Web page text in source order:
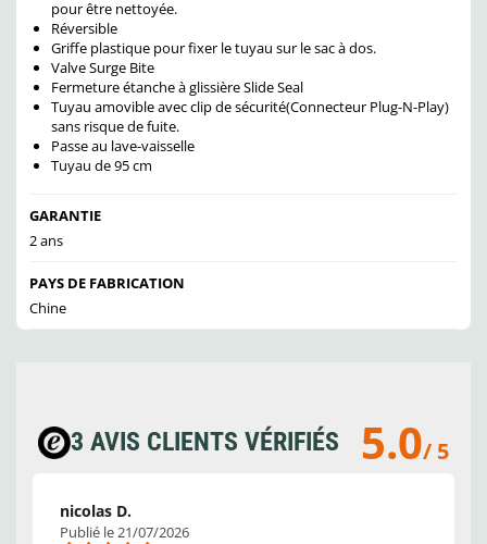
pour être nettoyée.
Réversible
Griffe plastique pour fixer le tuyau sur le sac à dos.
Valve Surge Bite
Fermeture étanche à glissière Slide Seal
Tuyau amovible avec clip de sécurité(Connecteur Plug-N-Play)
sans risque de fuite.
Passe au lave-vaisselle
Tuyau de 95 cm
GARANTIE
2 ans
PAYS DE FABRICATION
Chine
3 AVIS CLIENTS VÉRIFIÉS 5.0/ 5
nicolas D.
Publié le 21/07/2026